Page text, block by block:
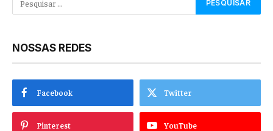
NOSSAS REDES
Facebook Twitter
Pinterest YouTube